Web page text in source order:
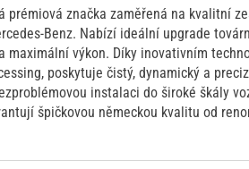
prémiová značka zaměřená na kvalitní
Benz. Nabízí ideální upgrade
výkon. Díky inovativním
poskytuje čistý, dynamický a
instalaci do široké škály
špičkovou německou kvalitu od